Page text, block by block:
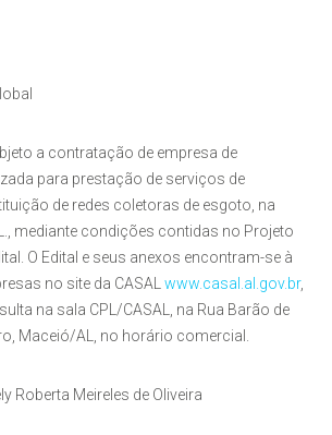
a contratação de empresa de
para prestação de serviços de
de redes coletoras de esgoto, na
mediante condições contidas no Projeto
O Edital e seus anexos encontram-se à
no site da CASAL www.casal.al.gov.br,
na sala CPL/CASAL, na Rua Barão de
Maceió/AL, no horário comercial.
Roberta Meireles de Oliveira